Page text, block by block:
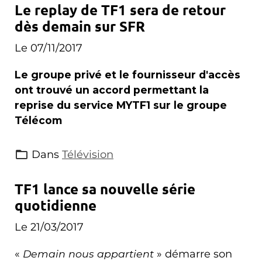
Le replay de TF1 sera de retour
dès demain sur SFR
Le 07/11/2017
Le groupe privé et le fournisseur d'accès
ont trouvé un accord permettant la
reprise du service MYTF1 sur le groupe
Télécom
Dans Télévision
TF1 lance sa nouvelle série
quotidienne
Le 21/03/2017
« Demain nous appartient » démarre son